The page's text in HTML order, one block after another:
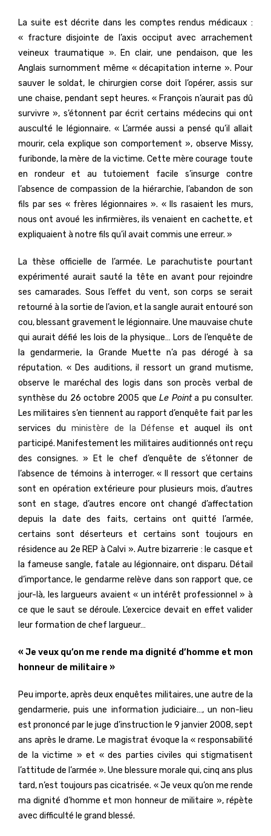
La suite est décrite dans les comptes rendus médicaux :
« fracture disjointe de l’axis occiput avec arrachement
veineux traumatique ». En clair, une pendaison, que les
Anglais surnomment même « décapitation interne ». Pour
sauver le soldat, le chirurgien corse doit l’opérer, assis sur
une chaise, pendant sept heures. « François n’aurait pas dû
survivre », s’étonnent par écrit certains médecins qui ont
ausculté le légionnaire. « L’armée aussi a pensé qu’il allait
mourir, cela explique son comportement », observe Missy,
furibonde, la mère de la victime. Cette mère courage toute
en rondeur et au tutoiement facile s’insurge contre
l’absence de compassion de la hiérarchie, l’abandon de son
fils par ses « frères légionnaires ». « Ils rasaient les murs,
nous ont avoué les infirmières, ils venaient en cachette, et
expliquaient à notre fils qu’il avait commis une erreur. »
La thèse officielle de l’armée. Le parachutiste pourtant
expérimenté aurait sauté la tête en avant pour rejoindre
ses camarades. Sous l’effet du vent, son corps se serait
retourné à la sortie de l’avion, et la sangle aurait entouré son
cou, blessant gravement le légionnaire. Une mauvaise chute
qui aurait défié les lois de la physique… Lors de l’enquête de
la gendarmerie, la Grande Muette n’a pas dérogé à sa
réputation. « Des auditions, il ressort un grand mutisme,
observe le maréchal des logis dans son procès verbal de
synthèse du 26 octobre 2005 que Le Pointa pu consulter.
Les militaires s’en tiennent au rapport d’enquête fait par les
services du ministère de la Défense et auquel ils ont
participé. Manifestement les militaires auditionnés ont reçu
des consignes. » Et le chef d’enquête de s’étonner de
l’absence de témoins à interroger. « Il ressort que certains
sont en opération extérieure pour plusieurs mois, d’autres
sont en stage, d’autres encore ont changé d’affectation
depuis la date des faits, certains ont quitté l’armée,
certains sont déserteurs et certains sont toujours en
résidence au 2e REP à Calvi ». Autre bizarrerie : le casque et
la fameuse sangle, fatale au légionnaire, ont disparu. Détail
d’importance, le gendarme relève dans son rapport que, ce
jour-là, les largueurs avaient « un intérêt professionnel » à
ce que le saut se déroule. L’exercice devait en effet valider
leur formation de chef largueur…
« Je veux qu’on me rende ma dignité d’homme et mon
honneur de militaire »
Peu importe, après deux enquêtes militaires, une autre de la
gendarmerie, puis une information judiciaire…, un non-lieu
est prononcé par le juge d’instruction le 9 janvier 2008, sept
ans après le drame. Le magistrat évoque la « responsabilité
de la victime » et « des parties civiles qui stigmatisent
l’attitude de l’armée ». Une blessure morale qui, cinq ans plus
tard, n’est toujours pas cicatrisée. « Je veux qu’on me rende
ma dignité d’homme et mon honneur de militaire », répète
avec difficulté le grand blessé.